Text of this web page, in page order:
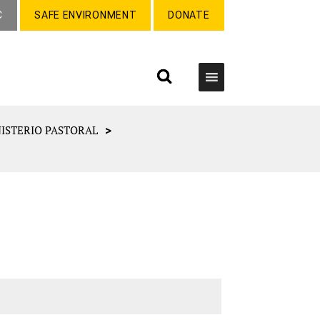
SAFE ENVIRONMENT DONATE
PASTORAL >